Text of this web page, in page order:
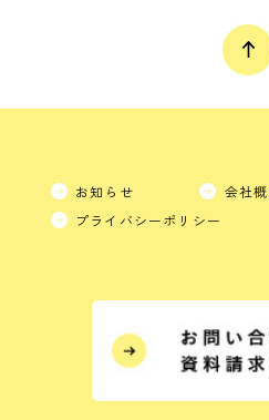
お知らせ 会社
プライバシーポリシー